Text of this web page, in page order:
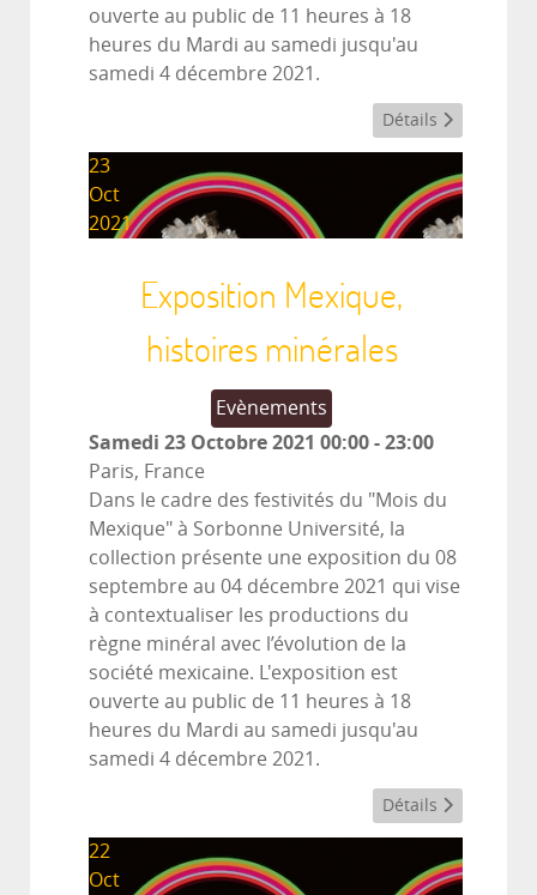
ouverte au public de 11 heures à 18
heures du Mardi au samedi jusqu'au
samedi 4 décembre 2021.
Détails
23
Oct
2021
Exposition Mexique,
histoires minérales
Evènements
Samedi 23 Octobre 2021 00:00-23:00
Paris, France
Dans le cadre des festivités du "Mois du
Mexique" à Sorbonne Université, la
collection présente une exposition du 08
septembre au 04 décembre 2021 qui vise
à contextualiser les productions du
règne minéral avec l’évolution de la
société mexicaine. L'exposition est
ouverte au public de 11 heures à 18
heures du Mardi au samedi jusqu'au
samedi 4 décembre 2021.
Détails
22
Oct